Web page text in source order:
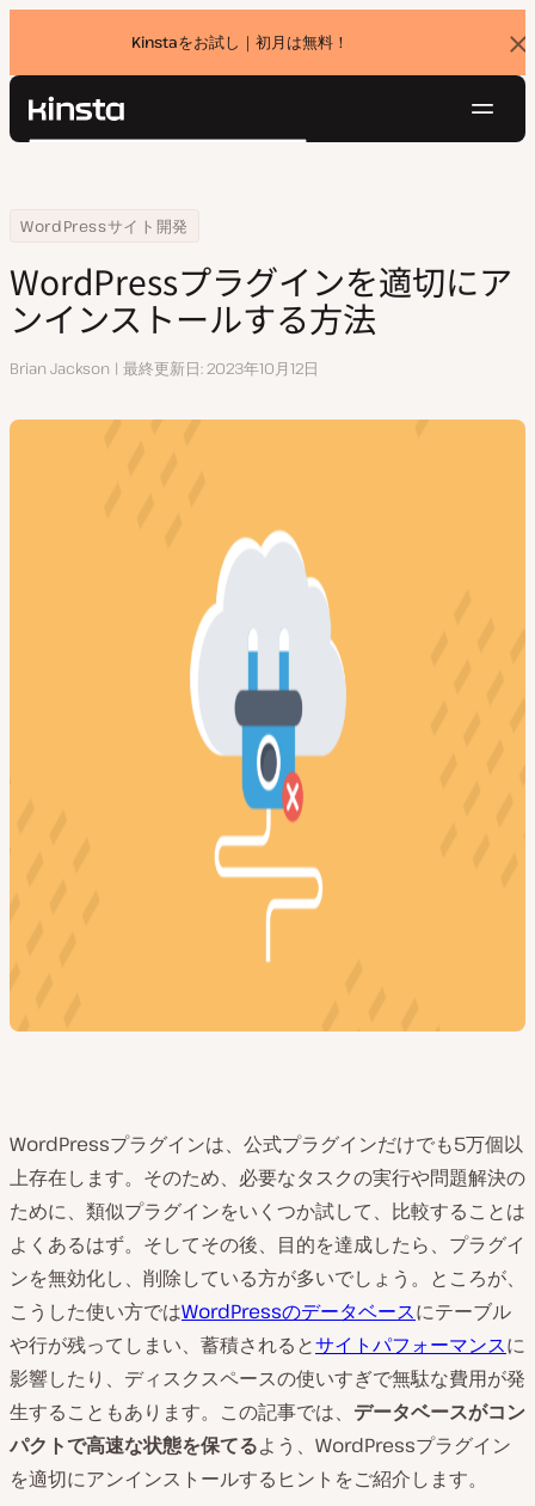
Kinstaをお試し｜初月は無料！
バ
ナ
Kinsta®
ョ
価格設定
お問い合わせ
検
Home
リソースセンター
WordPressサイト開発
WordPressプラグインを適切にアンインストールする方法
WordPressプラグインを適切にア
ンインストールする方法
執
Brian Jackson 最終更新日 2023年10月12日
WordPressプラグインは、公式プラグインだけでも5万個以
上存在します。そのため、必要なタスクの実行や問題解決の
ために、類似プラグインをいくつか試して、比較することは
よくあるはず。そしてその後、目的を達成したら、プラグイ
ンを無効化し、削除している方が多いでしょう。ところが、
こうした使い方ではWordPressのデータベースにテーブル
や行が残ってしまい、蓄積されるとサイトパフォーマンスに
影響したり、ディスクスペースの使いすぎで無駄な費用が発
生することもあります。この記事では、 データベースがコン
パクトで高速な状態を保てるよう、WordPressプラグイン
を適切にアンインストールするヒントをご紹介します。